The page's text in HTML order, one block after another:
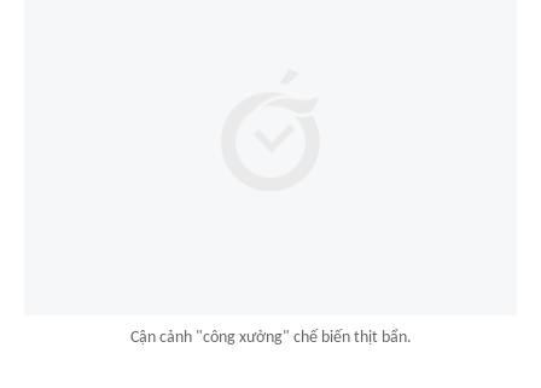
Cận cảnh "công xưởng" chế biến thịt bẩn.